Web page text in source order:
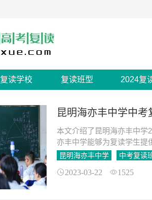
复读学校 复读班型 2024复
昆明海亦丰中学中
本文介绍了昆明海亦丰中学
亦丰中学能够为复读学生提
昆明海亦丰中学 中考复读
2023-03-22 1525